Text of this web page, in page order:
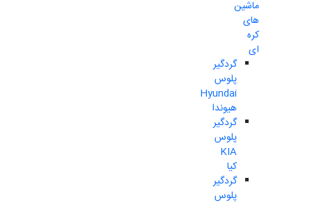
ماشین
های
کره
ای
گردگیر
پلوس
Hyundai
هیوندا
گردگیر
پلوس
KIA
کیا
گردگیر
پلوس